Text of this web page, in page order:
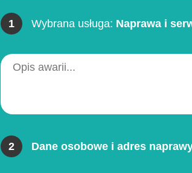
1 Wybrana usługa: Naprawa i
2 Dane osobowe i adres